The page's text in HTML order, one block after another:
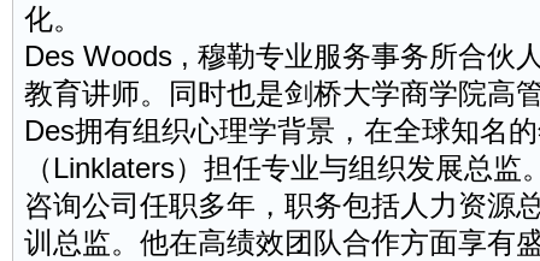
化。
Des Woods , 穆勒专业服务事务所合伙
教育讲师。同时也是剑桥大学商学院高
Des拥有组织心理学背景，在全球知名
（Linklaters）担任专业与组织发展总
咨询公司任职多年，职务包括人力资源
训总监。他在高绩效团队合作方面享有